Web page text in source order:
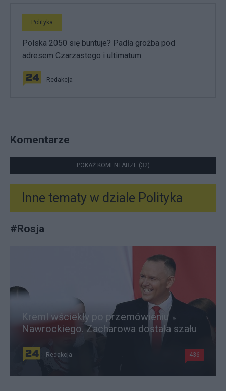
Polityka
Polska 2050 się buntuje? Padła groźba pod
adresem Czarzastego i ultimatum
Redakcja
Komentarze
POKAŻ KOMENTARZE (32)
Inne tematy w dziale Polityka
#Rosja
Kreml wściekły po przemówieniu
Nawrockiego. Zacharowa dostała szału
Redakcja 436